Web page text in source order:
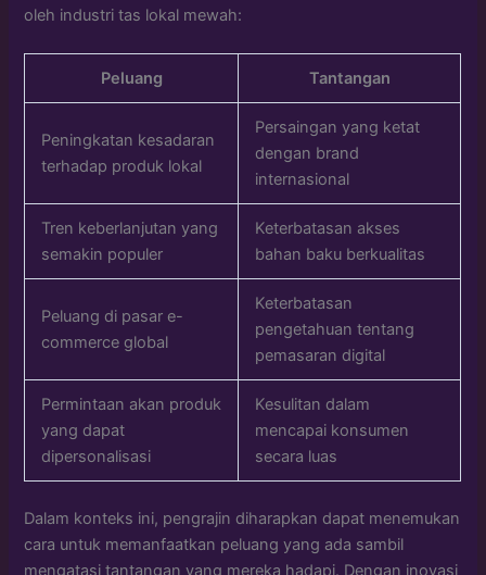
oleh industri tas lokal mewah:
Peluang Tantangan
Peningkatan kesadaran
terhadap produk lokal
Persaingan yang ketat
dengan brand
internasional
Tren keberlanjutan yang
semakin populer
Keterbatasan akses
bahan baku berkualitas
Peluang di pasar e-
commerce global
Keterbatasan
pengetahuan tentang
pemasaran digital
Permintaan akan produk
yang dapat
dipersonalisasi
Kesulitan dalam
mencapai konsumen
secara luas
Dalam konteks ini, pengrajin diharapkan dapat menemukan
cara untuk memanfaatkan peluang yang ada sambil
mengatasi tantangan yang mereka hadapi. Dengan inovasi